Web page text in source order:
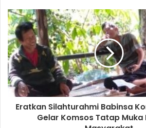
Eratkan Silahturahmi Babinsa
Gelar Komsos Tatap Muka